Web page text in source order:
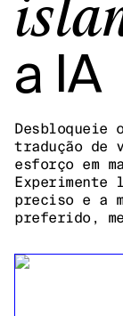
a IA
Desbloqueie
tradução de
esforço em
Experimente
preciso e a
preferido,